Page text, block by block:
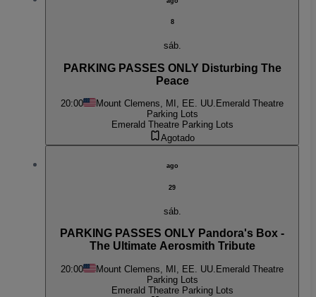
8
sáb.
PARKING PASSES ONLY Disturbing The
Peace
20:00 Mount Clemens, MI, EE. UU. Emerald Theatre
Parking Lots
Emerald Theatre Parking Lots
Agotado
ago
29
sáb.
PARKING PASSES ONLY Pandora's Box -
The Ultimate Aerosmith Tribute
20:00 Mount Clemens, MI, EE. UU. Emerald Theatre
Parking Lots
Emerald Theatre Parking Lots